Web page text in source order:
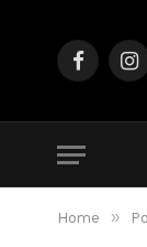
Facebook
Home »